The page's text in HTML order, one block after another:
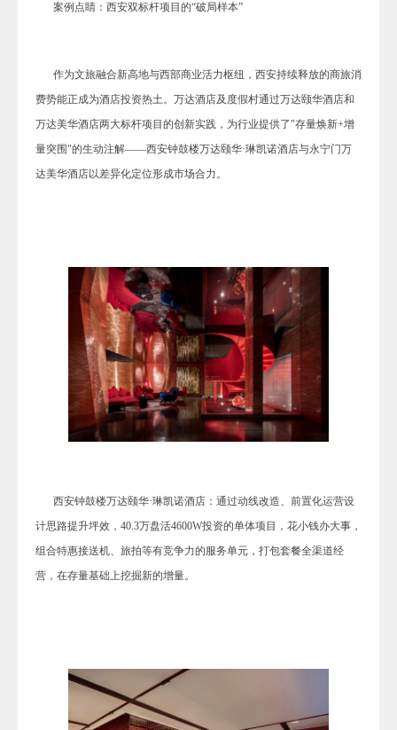
案例点睛：西安双标杆项目的“破局样本”
作为文旅融合新高地与西部商业活力枢纽，西安持续释放的商旅消
费势能正成为酒店投资热土。万达酒店及度假村通过万达颐华酒店和
万达美华酒店两大标杆项目的创新实践，为行业提供了"存量焕新+增
量突围"的生动注解——西安钟鼓楼万达颐华·琳凯诺酒店与永宁门万
达美华酒店以差异化定位形成市场合力。
西安钟鼓楼万达颐华·琳凯诺酒店：通过动线改造、前置化运营设
计思路提升坪效，40.3万盘活4600W投资的单体项目，花小钱办大事，
组合特惠接送机、旅拍等有竞争力的服务单元，打包套餐全渠道经
营，在存量基础上挖掘新的增量。